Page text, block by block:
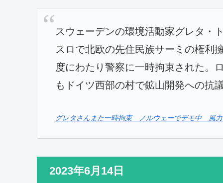
スウェーデンの環境活動家グレタ・
スロで北欧の先住民族サーミの権利
度にわたり警察に一時拘束された。
もドイツ西部の村で鉱山開発への抗
グレタさんまた一時拘束 ノルウェーでデモ中 風
2023年6月14日